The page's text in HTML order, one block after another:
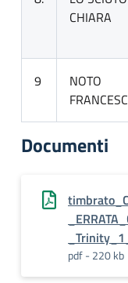
CHIARA
9
NOTO
Documenti
pdf - 220 kb